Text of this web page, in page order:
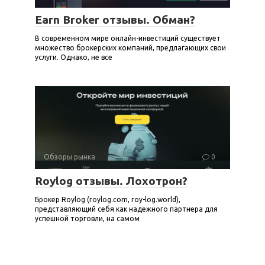
Earn Broker отзывы. Обман?
В современном мире онлайн-инвестиций существует
множество брокерских компаний, предлагающих свои
услуги. Однако, не все
Обзоры рынка 0
Roylog отзывы. Лохотрон?
Брокер Roylog (roylog.com, roy-log.world),
представляющий себя как надежного партнера для
успешной торговли, на самом